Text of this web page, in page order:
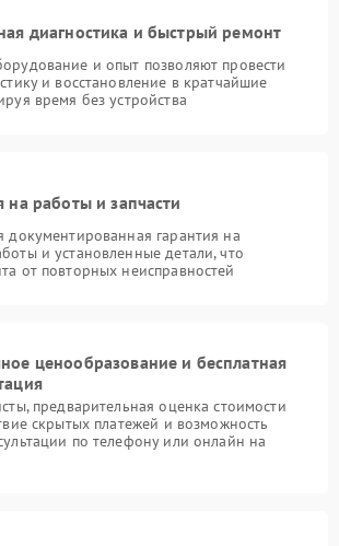
диагностика и быстрый ремонт
и опыт позволяют провести
и восстановление в кратчайшие
время без устройства
на работы и запчасти
документированная гарантия на
и установленные детали, что
от повторных неисправностей
ценообразование и бесплатная
предварительная оценка стоимости
скрытых платежей и возможность
по телефону или онлайн на